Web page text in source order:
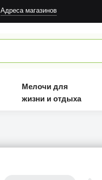
Адреса магазинов
Мелочи для
жизни и отдыха